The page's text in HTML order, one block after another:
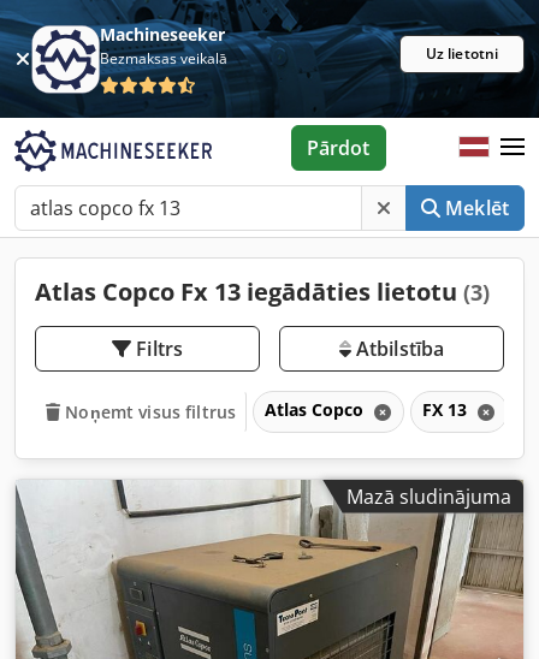
Machineseeker
Bezmaksas veikalā Uz lietotni
Meklēt
Pārdot
Atlas Copco Fx 13 iegādāties lietotu (3)
Filtrs Atbilstība
Noņemt visus filtrus Atlas Copco FX 13
Mazā sludinājuma